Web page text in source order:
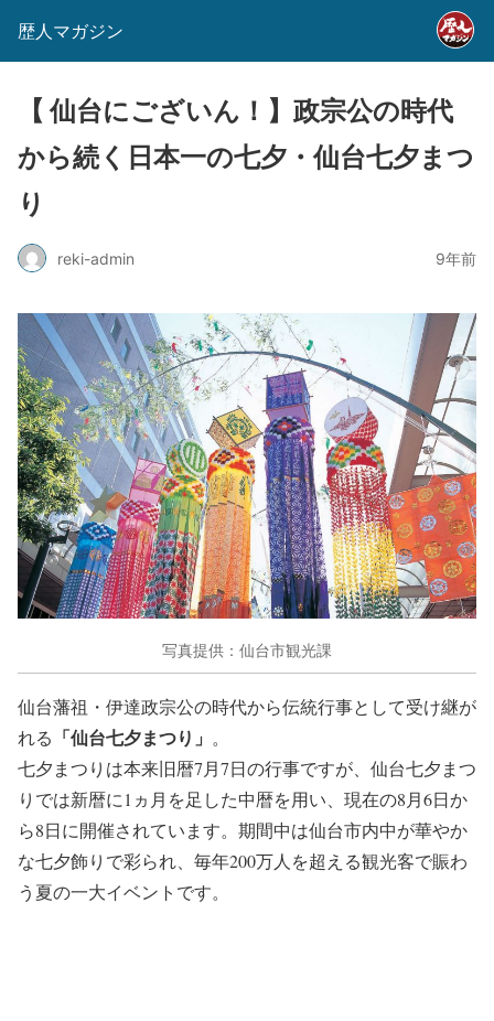
歴人マガジン
【 仙台にございん！】政宗公の時代
から続く日本一の七夕・仙台七夕まつ
り
reki-admin 9年前
写真提供：仙台市観光課
仙台藩祖・伊達政宗公の時代から伝統行事として受け継が
れる 「仙台七夕まつり」 。
七夕まつりは本来旧暦7月7日の行事ですが、仙台七夕まつ
りでは新暦に1ヵ月を足した中暦を用い、現在の8月6日か
ら8日に開催されています。期間中は仙台市内中が華やか
な七夕飾りで彩られ、毎年200万人を超える観光客で賑わ
う夏の一大イベントです。